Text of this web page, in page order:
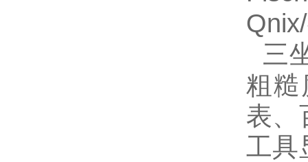
三
粗糙
表、
工具